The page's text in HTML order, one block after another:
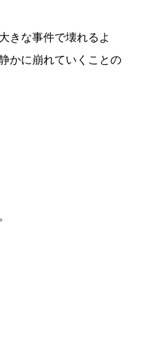
きな事件で壊れるよ
かに崩れていくことの